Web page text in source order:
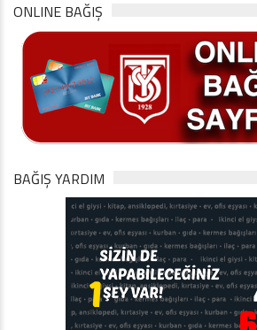
ONLINE BAĞIŞ
BAĞIŞ YARDIM